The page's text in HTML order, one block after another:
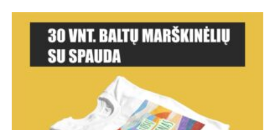
€432,00. €272,00.